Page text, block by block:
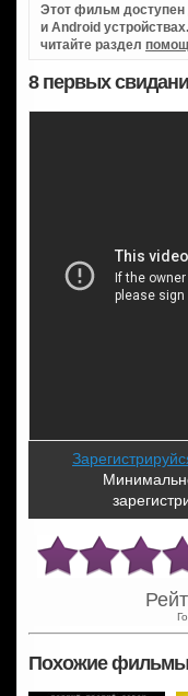
Этот фильм доступен
и Android
читайте раздел
8 первых
Похожие